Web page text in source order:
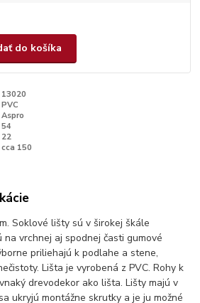
do košíka
13020
PVC
Aspro
54
22
cca 150
Soklové lišty sú v širokej škále
na vrchnej aj spodnej časti gumové
priliehajú k podlahe a stene,
Lišta je vyrobená z PVC. Rohy k
drevodekor ako lišta. Lišty majú v
ukryjú montážne skrutky a je ju možné